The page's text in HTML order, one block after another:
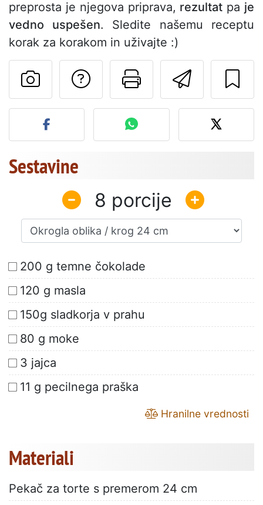
preprosta je njegova priprava, rezultat pa je
vedno uspešen. Sledite našemu receptu
korak za korakom in uživajte :)
Pošlji
Natisni to
Postavite
Objavite svojo fotografijo
Sestavine
8
200 g temne čokolade
120 g masla
150g sladkorja v prahu
80 g moke
3 jajca
11 g pecilnega praška
Hranilne vrednosti
Materiali
Pekač za torte s premerom 24 cm